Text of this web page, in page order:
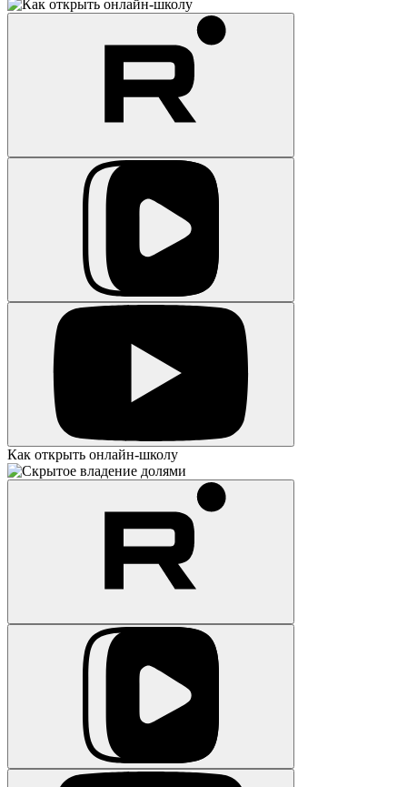
Как открыть онлайн-школу